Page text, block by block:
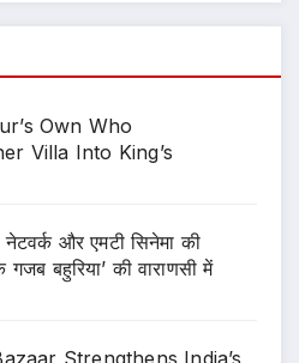
Own Who
Villa Into King’s
नेटवर्क और एमटी सिनेमा की
बहुरिया’ की वाराणसी में
Strengthens India’s